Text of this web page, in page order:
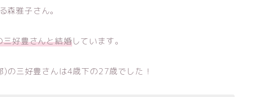
森雅子さん。
三好豊さんと結婚しています。
の三好豊さんは4歳下の27歳でした！